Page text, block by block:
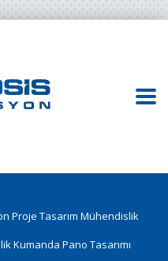
Proje Tasarım Mühendislik
Kumanda Pano Tasarımı